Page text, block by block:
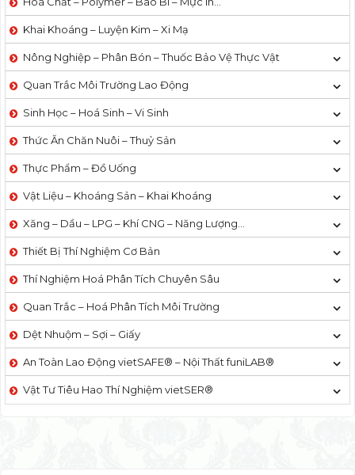
Khai Khoáng – Luyện Kim – Xi Mạ
Nông Nghiệp – Phân Bón – Thuốc Bảo Vệ Thực Vật
Quan Trắc Môi Trường Lao Động
Sinh Học – Hoá Sinh – Vi Sinh
Thức Ăn Chăn Nuôi – Thuỷ Sản
Thực Phẩm – Đồ Uống
Vật Liệu – Khoáng Sản – Khai Khoáng
Xăng – Dầu – LPG – Khí CNG – Năng Lượng…
Thiết Bị Thí Nghiệm Cơ Bản
Thí Nghiệm Hoá Phân Tích Chuyên Sâu
Quan Trắc – Hoá Phân Tích Môi Trường
Dệt Nhuộm – Sợi – Giấy
An Toàn Lao Động vietSAFE® – Nội Thất funiLAB®
Vật Tư Tiêu Hao Thí Nghiệm vietSER®